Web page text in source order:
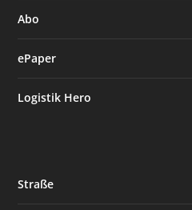
Abo
ePaper
Logistik Hero
Straße